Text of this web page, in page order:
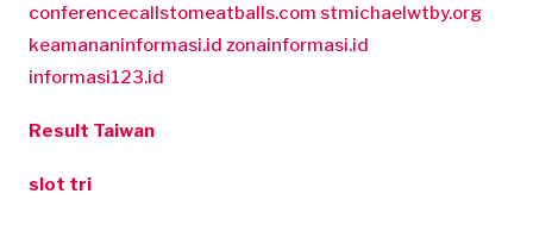
conferencecallstomeatballs.com stmichaelwtby.org
keamananinformasi.id zonainformasi.id
informasi123.id
Result Taiwan
slot tri